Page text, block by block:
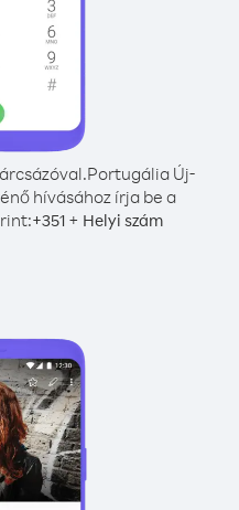
Portugália Új-
hívásához írja be a
+351+ Helyi szám